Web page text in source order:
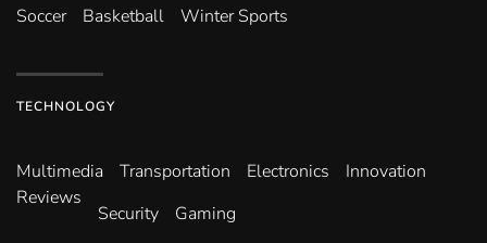
Soccer
Basketball Winter Sports
TECHNOLOGY
Multimedia Transportation Electronics
Innovation
Reviews
Security Gaming